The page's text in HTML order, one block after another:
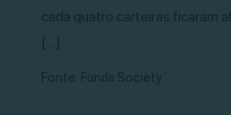
cada quatro carteiras ficaram
[…]
Fonte: Funds Society